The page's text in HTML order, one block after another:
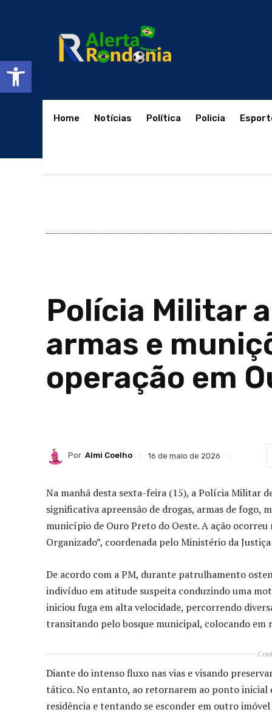
Abrir a barra de ferramentas
Home Notícias Política Policia
Polícia Militar
armas e
operação em
Por Almi Coelho 16 de maio de 2026
Na manhã desta sexta-feira (15), a Polícia Militar
significativa apreensão de drogas, armas de fogo,
município de Ouro Preto do Oeste. A ação
Organizado”, coordenada peloMinistério da
De acordo com a PM, durante patrulhamento
indivíduo em atitude suspeita conduzindo uma
iniciou fuga em alta velocidade, percorrendo
transitando pelo bosque municipal, colocando em
Diante do intenso fluxo nas vias e visando
tático. No entanto, ao retornarem ao ponto inicial
residência e tentando se esconder em outro